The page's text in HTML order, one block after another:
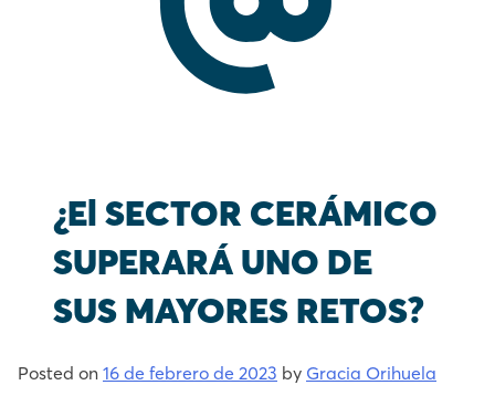
¿El SECTOR CERÁMICO
SUPERARÁ UNO DE
SUS MAYORES RETOS?
Posted on 16 de febrero de 2023 by Gracia Orihuela